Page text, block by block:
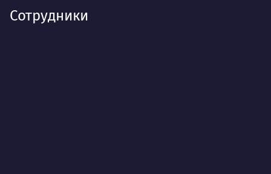
Сотрудники